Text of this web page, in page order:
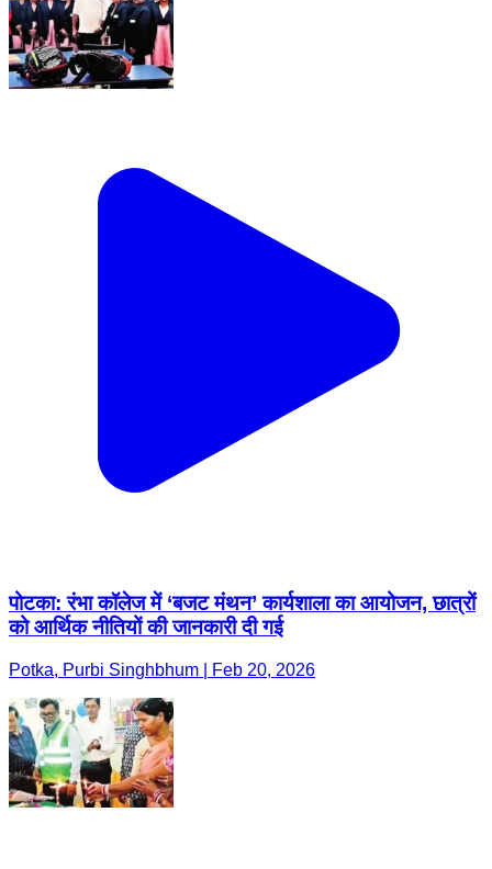
पोटका: रंभा कॉलेज में ‘बजट मंथन’ कार्यशाला का आयोजन, छात्रों
को आर्थिक नीतियों की जानकारी दी गई
Potka, Purbi Singhbhum | Feb 20, 2026